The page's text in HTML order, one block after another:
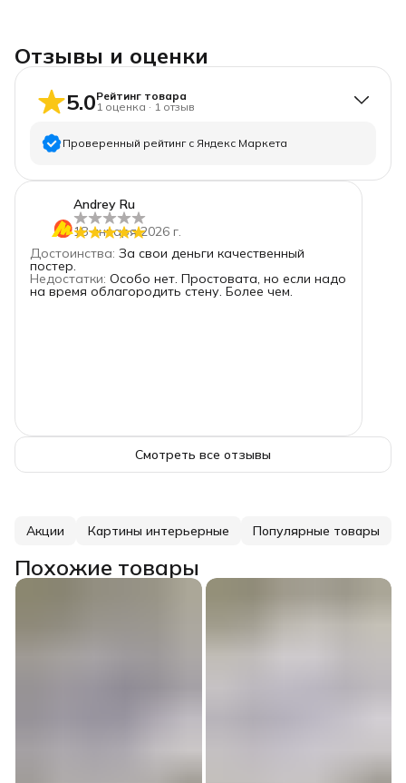
Отзывы и оценки
5.0Рейтинг товара
1 оценка · 1 отзыв
Проверенный рейтинг с Яндекс Маркета
5 звёзд
1
звезды
звезды
2 звезды
1 звезда
Andrey Ru
18 января 2026 г.
Достоинства: За свои деньги качественный
постер.
Недостатки: Особо нет. Простовата, но если надо
на время облагородить стену. Более чем.
Смотреть все отзывы
Акции Картины интерьерные Популярные товары
Похожие товары